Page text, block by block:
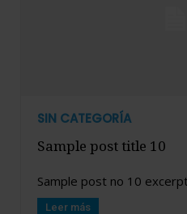
SIN CATEGORÍA
Sample post title 10
Sample post no 10
Leer más